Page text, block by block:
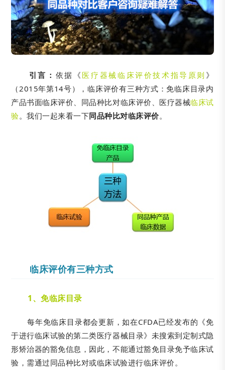
引言： 依据《 医疗器械临床评价技术指导原则 》
（2015年第14号），临床评价有三种方式：免临床目录内
产品书面临床评价、同品种比对临床评价、医疗器械临床试
验。我们一起来看一下同品种比对临床评价。
临床评价有三种方式
1、免临床目录
每年免临床目录都会更新，如在CFDA已经发布的《免
于进行临床试验的第二类医疗器械目录》未搜索到定制式隐
形矫治器的豁免信息，因此，不能通过豁免目录免予临床试
验，需通过同品种比对或临床试验进行临床评价。